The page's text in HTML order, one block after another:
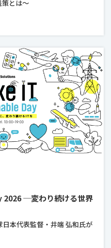
とは～
─変わり続ける世界
本代表監督・井端 弘和氏が